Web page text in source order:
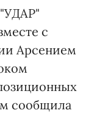
с
Арсением
сообщила